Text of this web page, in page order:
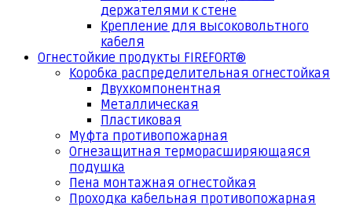
держателями к стене
Крепление для высоковольтного
кабеля
Огнестойкие продукты FIREFORT®
Коробка распределительная огнестойкая
Двухкомпонентная
Металлическая
Пластиковая
Муфта противопожарная
Огнезащитная терморасширяющаяся
подушка
Пена монтажная огнестойкая
Проходка кабельная противопожарная